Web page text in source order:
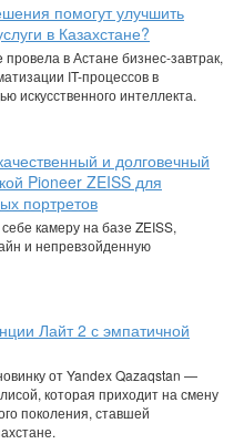
помогут улучшить
в Казахстане?
в Астане бизнес-завтрак,
IT-процессов в
искусственного интеллекта.
и долговечный
Pioneer ZEISS для
портретов
камеру на базе ZEISS,
и непревзойденную
Лайт 2 с эмпатичной
от Yandex Qazaqstan —
которая приходит на смену
поколения, ставшей